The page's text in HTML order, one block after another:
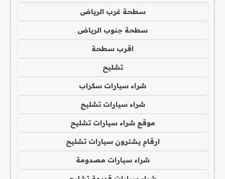
سطحة غرب الرياض
سطحة جنوب الرياض
اقرب سطحة
تشليح
شراء سيارات سكراب
شراء سيارات تشليح
موقع شراء سيارات تشليح
ارقام يشترون سيارات تشليح
شراء سيارات مصدومة